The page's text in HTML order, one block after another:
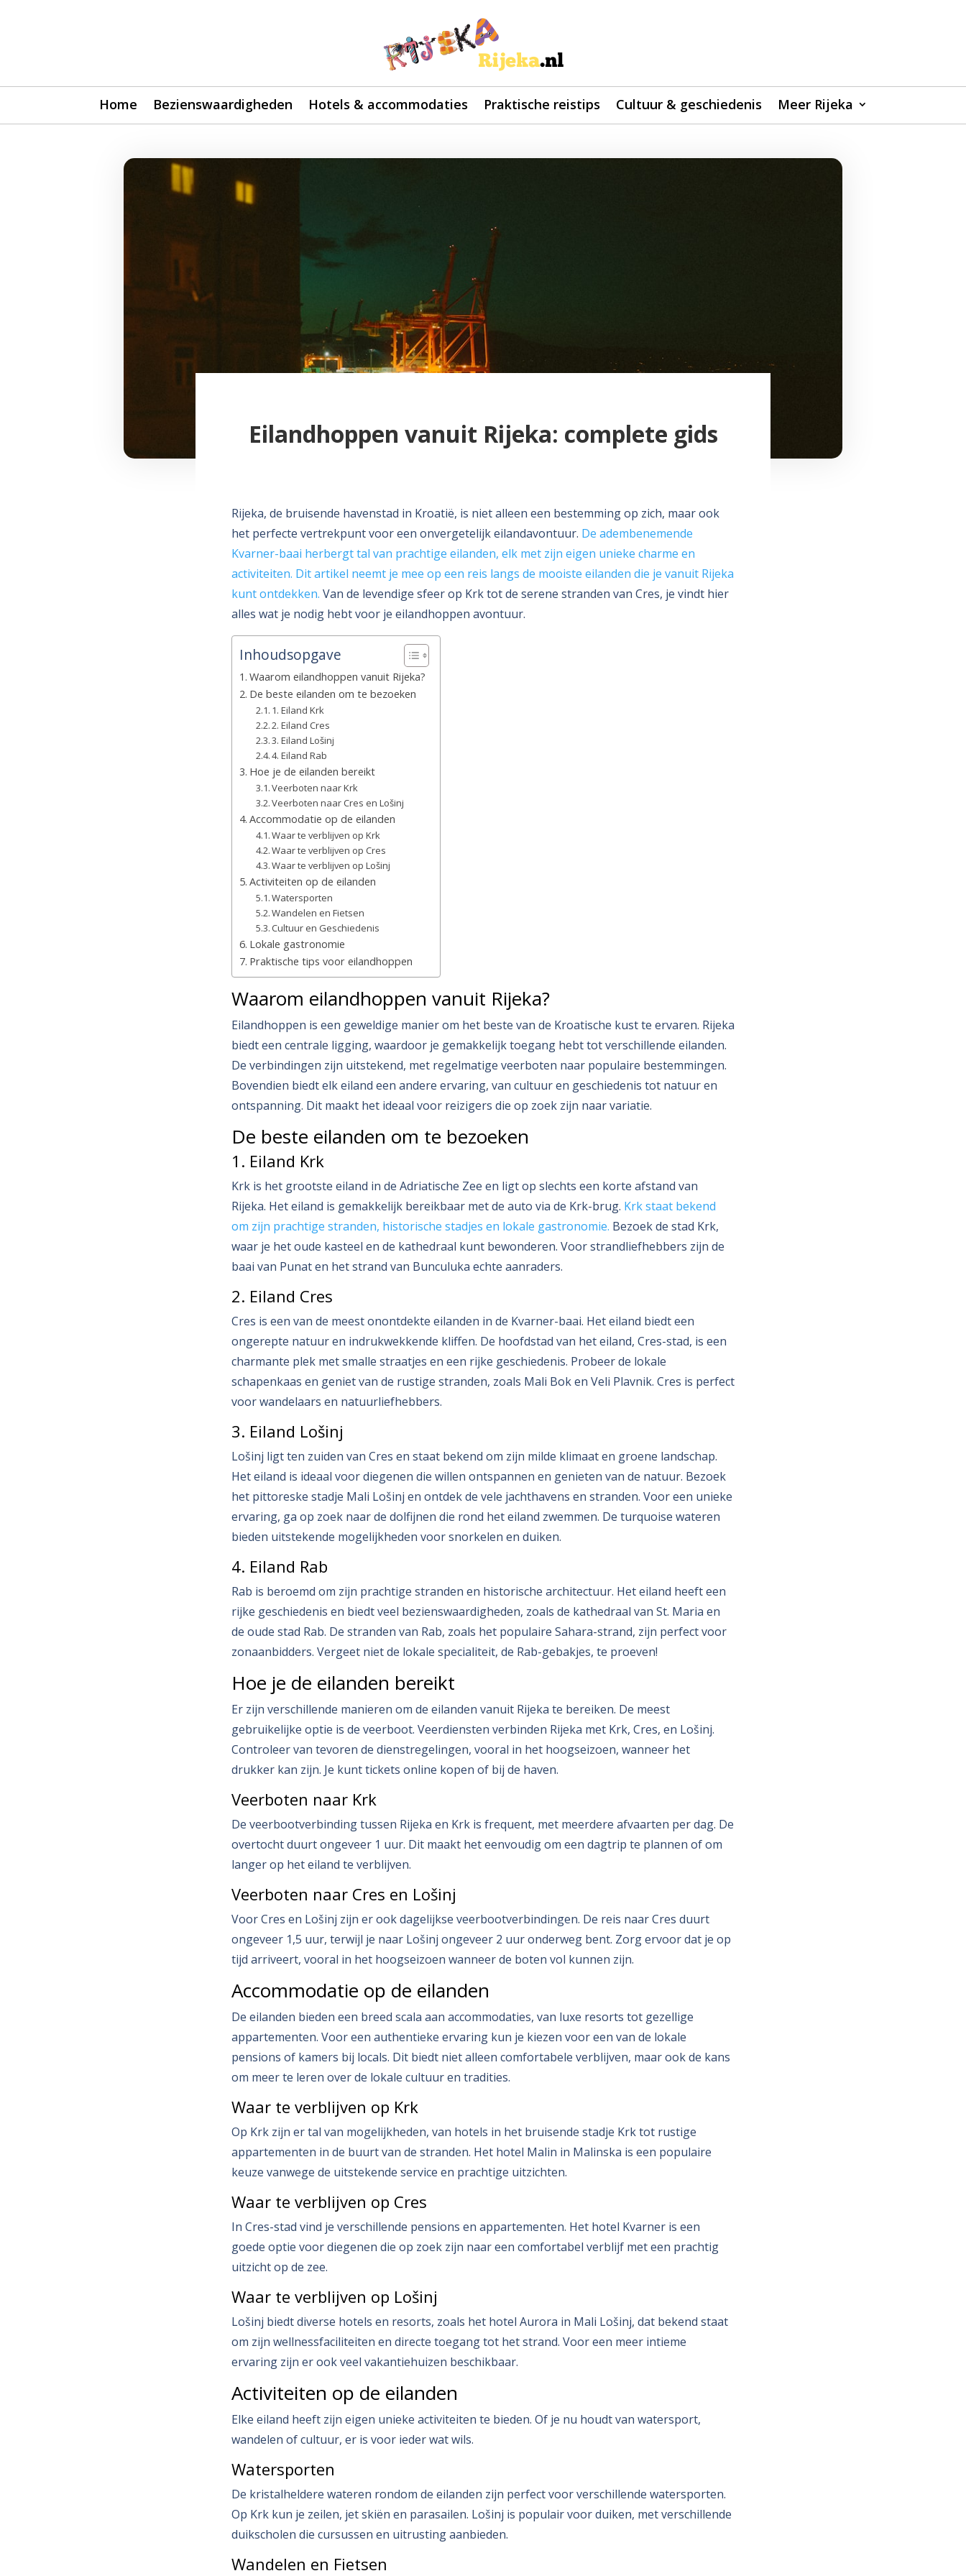
Home Bezienswaardigheden Hotels & accommodaties Praktische reistips Cultuur & geschiedenis Meer Rijeka
Eilandhoppen vanuit Rijeka: complete gids
Rijeka, de bruisende havenstad in Kroatië, is niet alleen een bestemming op zich, maar ook
het perfecte vertrekpunt voor een onvergetelijk eilandavontuur. De adembenemende
Kvarner-baai herbergt tal van prachtige eilanden, elk met zijn eigen unieke charme en
activiteiten. Dit artikel neemt je mee op een reis langs de mooiste eilanden die je vanuit Rijeka
kunt ontdekken. Van de levendige sfeer op Krk tot de serene stranden van Cres, je vindt hier
alles wat je nodig hebt voor je eilandhoppen avontuur.
Inhoudsopgave
Waarom eilandhoppen vanuit Rijeka?
De beste eilanden om te bezoeken
1. Eiland Krk
2. Eiland Cres
3. Eiland Lošinj
4. Eiland Rab
Hoe je de eilanden bereikt
Veerboten naar Krk
Veerboten naar Cres en Lošinj
Accommodatie op de eilanden
Waar te verblijven op Krk
Waar te verblijven op Cres
Waar te verblijven op Lošinj
Activiteiten op de eilanden
Watersporten
Wandelen en Fietsen
Cultuur en Geschiedenis
Lokale gastronomie
Praktische tips voor eilandhoppen
Waarom eilandhoppen vanuit Rijeka?
Eilandhoppen is een geweldige manier om het beste van de Kroatische kust te ervaren. Rijeka
biedt een centrale ligging, waardoor je gemakkelijk toegang hebt tot verschillende eilanden.
De verbindingen zijn uitstekend, met regelmatige veerboten naar populaire bestemmingen.
Bovendien biedt elk eiland een andere ervaring, van cultuur en geschiedenis tot natuur en
ontspanning. Dit maakt het ideaal voor reizigers die op zoek zijn naar variatie.
De beste eilanden om te bezoeken
1. Eiland Krk
Krk is het grootste eiland in de Adriatische Zee en ligt op slechts een korte afstand van
Rijeka. Het eiland is gemakkelijk bereikbaar met de auto via de Krk-brug. Krk staat bekend
om zijn prachtige stranden, historische stadjes en lokale gastronomie. Bezoek de stad Krk,
waar je het oude kasteel en de kathedraal kunt bewonderen. Voor strandliefhebbers zijn de
baai van Punat en het strand van Bunculuka echte aanraders.
2. Eiland Cres
Cres is een van de meest onontdekte eilanden in de Kvarner-baai. Het eiland biedt een
ongerepte natuur en indrukwekkende kliffen. De hoofdstad van het eiland, Cres-stad, is een
charmante plek met smalle straatjes en een rijke geschiedenis. Probeer de lokale
schapenkaas en geniet van de rustige stranden, zoals Mali Bok en Veli Plavnik. Cres is perfect
voor wandelaars en natuurliefhebbers.
3. Eiland Lošinj
Lošinj ligt ten zuiden van Cres en staat bekend om zijn milde klimaat en groene landschap.
Het eiland is ideaal voor diegenen die willen ontspannen en genieten van de natuur. Bezoek
het pittoreske stadje Mali Lošinj en ontdek de vele jachthavens en stranden. Voor een unieke
ervaring, ga op zoek naar de dolfijnen die rond het eiland zwemmen. De turquoise wateren
bieden uitstekende mogelijkheden voor snorkelen en duiken.
4. Eiland Rab
Rab is beroemd om zijn prachtige stranden en historische architectuur. Het eiland heeft een
rijke geschiedenis en biedt veel bezienswaardigheden, zoals de kathedraal van St. Maria en
de oude stad Rab. De stranden van Rab, zoals het populaire Sahara-strand, zijn perfect voor
zonaanbidders. Vergeet niet de lokale specialiteit, de Rab-gebakjes, te proeven!
Hoe je de eilanden bereikt
Er zijn verschillende manieren om de eilanden vanuit Rijeka te bereiken. De meest
gebruikelijke optie is de veerboot. Veerdiensten verbinden Rijeka met Krk, Cres, en Lošinj.
Controleer van tevoren de dienstregelingen, vooral in het hoogseizoen, wanneer het
drukker kan zijn. Je kunt tickets online kopen of bij de haven.
Veerboten naar Krk
De veerbootverbinding tussen Rijeka en Krk is frequent, met meerdere afvaarten per dag. De
overtocht duurt ongeveer 1 uur. Dit maakt het eenvoudig om een dagtrip te plannen of om
langer op het eiland te verblijven.
Veerboten naar Cres en Lošinj
Voor Cres en Lošinj zijn er ook dagelijkse veerbootverbindingen. De reis naar Cres duurt
ongeveer 1,5 uur, terwijl je naar Lošinj ongeveer 2 uur onderweg bent. Zorg ervoor dat je op
tijd arriveert, vooral in het hoogseizoen wanneer de boten vol kunnen zijn.
Accommodatie op de eilanden
De eilanden bieden een breed scala aan accommodaties, van luxe resorts tot gezellige
appartementen. Voor een authentieke ervaring kun je kiezen voor een van de lokale
pensions of kamers bij locals. Dit biedt niet alleen comfortabele verblijven, maar ook de kans
om meer te leren over de lokale cultuur en tradities.
Waar te verblijven op Krk
Op Krk zijn er tal van mogelijkheden, van hotels in het bruisende stadje Krk tot rustige
appartementen in de buurt van de stranden. Het hotel Malin in Malinska is een populaire
keuze vanwege de uitstekende service en prachtige uitzichten.
Waar te verblijven op Cres
In Cres-stad vind je verschillende pensions en appartementen. Het hotel Kvarner is een
goede optie voor diegenen die op zoek zijn naar een comfortabel verblijf met een prachtig
uitzicht op de zee.
Waar te verblijven op Lošinj
Lošinj biedt diverse hotels en resorts, zoals het hotel Aurora in Mali Lošinj, dat bekend staat
om zijn wellnessfaciliteiten en directe toegang tot het strand. Voor een meer intieme
ervaring zijn er ook veel vakantiehuizen beschikbaar.
Activiteiten op de eilanden
Elke eiland heeft zijn eigen unieke activiteiten te bieden. Of je nu houdt van watersport,
wandelen of cultuur, er is voor ieder wat wils.
Watersporten
De kristalheldere wateren rondom de eilanden zijn perfect voor verschillende watersporten.
Op Krk kun je zeilen, jet skiën en parasailen. Lošinj is populair voor duiken, met verschillende
duikscholen die cursussen en uitrusting aanbieden.
Wandelen en Fietsen